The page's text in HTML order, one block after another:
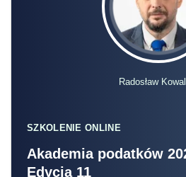
Radosław
SZKOLENIE ONLINE
Akademia podatków
Edycja 11